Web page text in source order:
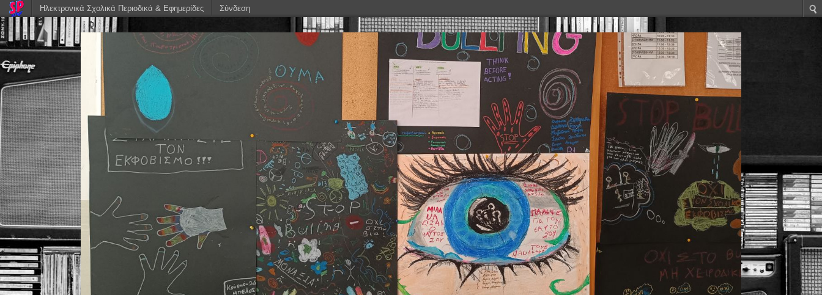
Ηλεκτρονικά Σχολικά Περιοδικά & Εφημερίδες Σύνδεση